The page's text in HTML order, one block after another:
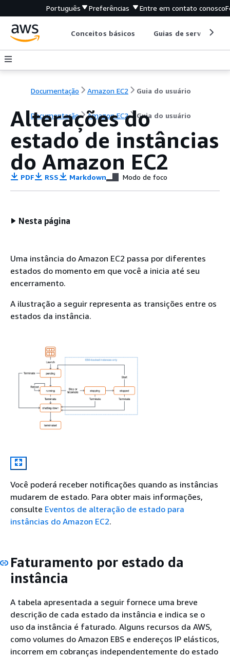
Português Preferências Entre em contato conosco
Conceitos básicos Guias de serviço
Documentação Amazon EC2 Guia do usuário
Documentação Amazon EC2 Guia do usuário
Alterações do
estado de instâncias
do Amazon EC2
PDF RSS Markdown Modo de foco
Nesta página
Uma instância do Amazon EC2 passa por diferentes
estados do momento em que você a inicia até seu
encerramento.
A ilustração a seguir representa as transições entre os
estados da instância.
Você poderá receber notificações quando as instâncias
mudarem de estado. Para obter mais informações,
consulte Eventos de alteração de estado para
instâncias do Amazon EC2.
Faturamento por estado da
instância
A tabela apresentada a seguir fornece uma breve
descrição de cada estado da instância e indica se o
uso da instância é faturado. Alguns recursos da AWS,
como volumes do Amazon EBS e endereços IP elásticos,
incorrem em cobranças independentemente do estado